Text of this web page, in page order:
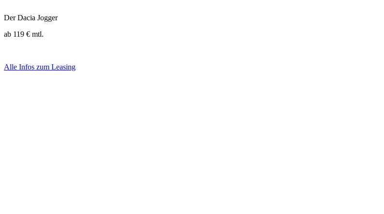
Der Dacia Jogger
ab 119 € mtl.
Alle Infos zum Leasing